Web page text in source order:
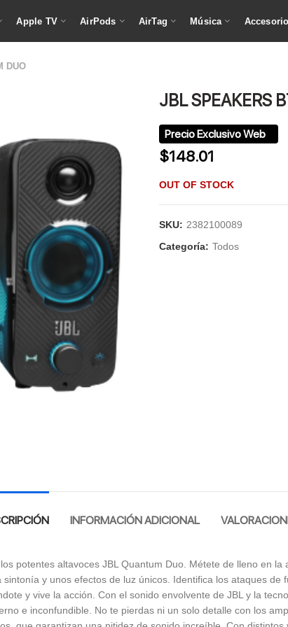
Apple TV AirPods AirTag Música
DUO
JBL SPEAKERS
$148.01
OUT OF STOCK
SKU: 2382100089
Categoría: Todos
INFORMACIÓN ADICIONAL
potentes altavoces JBL Quantum Duo. Métete de lleno en la
sintonía y unos efectos de luz únicos. Identifica los ataques de
y vive la acción. Con el sonido envolvente de JBL y la
e inconfundible. No te pierdas ni un solo detalle con los